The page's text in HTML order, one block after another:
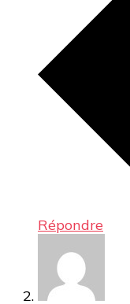
Répondre